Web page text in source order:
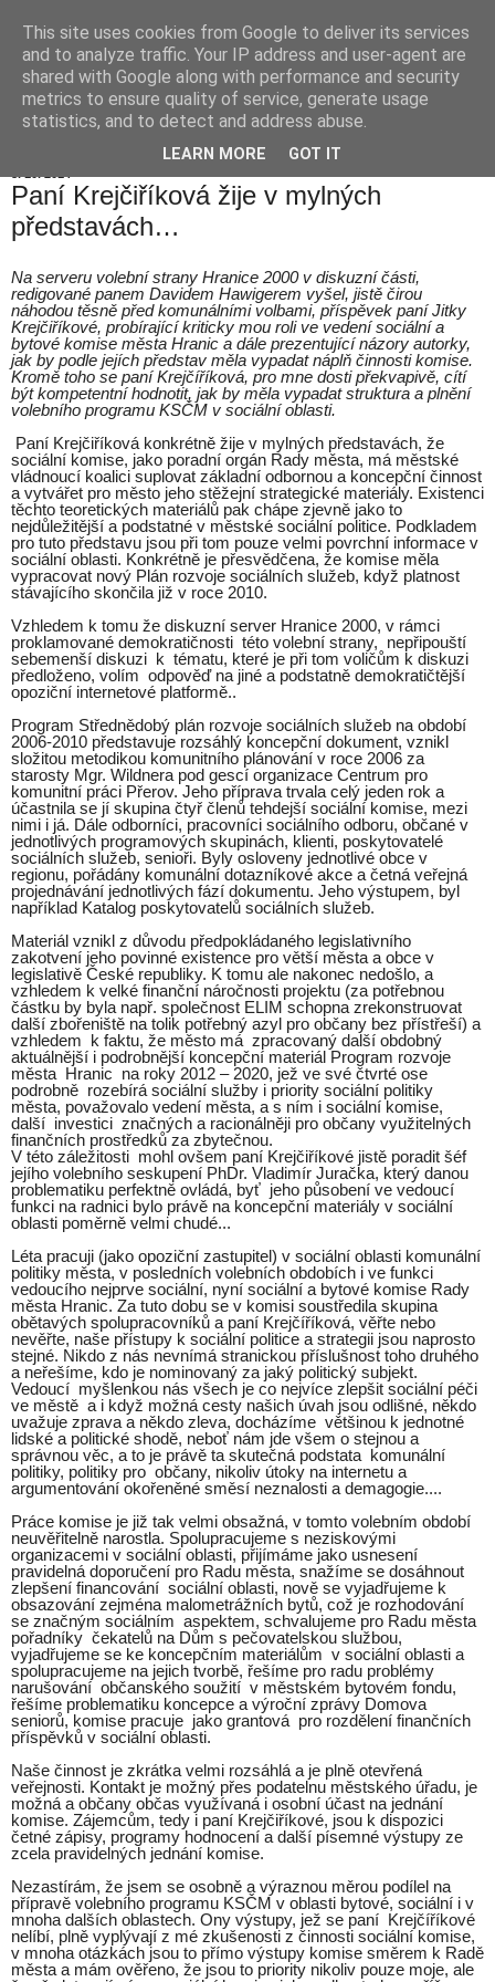
Hranické listy
Paní Krejčiříková žije v mylných
představách…
Na serveru volební strany Hranice 2000 v diskuzní části,
redigované panem Davidem Hawigerem vyšel, jistě čirou
náhodou těsně před komunálními volbami, příspěvek paní Jitky
Krejčiříkové, probírající kriticky mou roli ve vedení sociální a
bytové komise města Hranic a dále prezentující názory autorky,
jak by podle jejích představ měla vypadat náplň činnosti komise.
Kromě toho se paní Krejčíříková, pro mne dosti překvapivě, cítí
být kompetentní hodnotit, jak by měla vypadat struktura a plnění
volebního programu KSČM v sociální oblasti.
Paní Krejčiříková konkrétně žije v mylných představách, že
sociální komise, jako poradní orgán Rady města, má městské
vládnoucí koalici suplovat základní odbornou a koncepční činnost
a vytvářet pro město jeho stěžejní strategické materiály. Existenci
těchto teoretických materiálů pak chápe zjevně jako to
nejdůležitější a podstatné v městské sociální politice. Podkladem
pro tuto představu jsou při tom pouze velmi povrchní informace v
sociální oblasti. Konkrétně je přesvědčena, že komise měla
vypracovat nový Plán rozvoje sociálních služeb, když platnost
stávajícího skončila již v roce 2010.
Vzhledem k tomu že diskuzní server Hranice 2000, v rámci
proklamované demokratičnosti této volební strany, nepřipouští
sebemenší diskuzi k tématu, které je při tom voličům k diskuzi
předloženo, volím odpověď na jiné a podstatně demokratičtější
opoziční internetové platformě..
Program Střednědobý plán rozvoje sociálních služeb na období
2006-2010 představuje rozsáhlý koncepční dokument, vznikl
složitou metodikou komunitního plánování v roce 2006 za
starosty Mgr. Wildnera pod gescí organizace Centrum pro
komunitní práci Přerov. Jeho příprava trvala celý jeden rok a
účastnila se jí skupina čtyř členů tehdejší sociální komise, mezi
nimi i já. Dále odborníci, pracovníci sociálního odboru, občané v
jednotlivých programových skupinách, klienti, poskytovatelé
sociálních služeb, senioři. Byly osloveny jednotlivé obce v
regionu, pořádány komunální dotazníkové akce a četná veřejná
projednávání jednotlivých fází dokumentu. Jeho výstupem, byl
například Katalog poskytovatelů sociálních služeb.
Materiál vznikl z důvodu předpokládaného legislativního
zakotvení jeho povinné existence pro větší města a obce v
legislativě České republiky. K tomu ale nakonec nedošlo, a
vzhledem k velké finanční náročnosti projektu (za potřebnou
částku by byla např. společnost ELIM schopna zrekonstruovat
další zbořeniště na tolik potřebný azyl pro občany bez přístřeší) a
vzhledem k faktu, že město má zpracovaný další obdobný
aktuálnější i podrobnější koncepční materiál Program rozvoje
města Hranic na roky 2012 – 2020, jež ve své čtvrté ose
podrobně rozebírá sociální služby i priority sociální politiky
města, považovalo vedení města, a s ním i sociální komise,
další investici značných a racionálněji pro občany využitelných
finančních prostředků za zbytečnou.
V této záležitosti mohl ovšem paní Krejčiříkové jistě poradit šéf
jejího volebního seskupení PhDr. Vladimír Juračka, který danou
problematiku perfektně ovládá, byť jeho působení ve vedoucí
funkci na radnici bylo právě na koncepční materiály v sociální
oblasti poměrně velmi chudé...
Léta pracuji (jako opoziční zastupitel) v sociální oblasti komunální
politiky města, v posledních volebních obdobích i ve funkci
vedoucího nejprve sociální, nyní sociální a bytové komise Rady
města Hranic. Za tuto dobu se v komisi soustředila skupina
obětavých spolupracovníků a paní Krejčíříková, věřte nebo
nevěřte, naše přístupy k sociální politice a strategii jsou naprosto
stejné. Nikdo z nás nevnímá stranickou příslušnost toho druhého
a neřešíme, kdo je nominovaný za jaký politický subjekt.
Vedoucí myšlenkou nás všech je co nejvíce zlepšit sociální péči
ve městě a i když možná cesty našich úvah jsou odlišné, někdo
uvažuje zprava a někdo zleva, docházíme většinou k jednotné
lidské a politické shodě, neboť nám jde všem o stejnou a
správnou věc, a to je právě ta skutečná podstata komunální
politiky, politiky pro občany, nikoliv útoky na internetu a
argumentování okořeněné směsí neznalosti a demagogie....
Práce komise je již tak velmi obsažná, v tomto volebním období
neuvěřitelně narostla. Spolupracujeme s neziskovými
organizacemi v sociální oblasti, přijímáme jako usnesení
pravidelná doporučení pro Radu města, snažíme se dosáhnout
zlepšení financování sociální oblasti, nově se vyjadřujeme k
obsazování zejména malometrážních bytů, což je rozhodování
se značným sociálním aspektem, schvalujeme pro Radu města
pořadníky čekatelů na Dům s pečovatelskou službou,
vyjadřujeme se ke koncepčním materiálům v sociální oblasti a
spolupracujeme na jejich tvorbě, řešíme pro radu problémy
narušování občanského soužití v městském bytovém fondu,
řešíme problematiku koncepce a výroční zprávy Domova
seniorů, komise pracuje jako grantová pro rozdělení finančních
příspěvků v sociální oblasti.
Naše činnost je zkrátka velmi rozsáhlá a je plně otevřená
veřejnosti. Kontakt je možný přes podatelnu městského úřadu, je
možná a občany občas využívaná i osobní účast na jednání
komise. Zájemcům, tedy i paní Krejčiříkové, jsou k dispozici
četné zápisy, programy hodnocení a další písemné výstupy ze
zcela pravidelných jednání komise.
Nezastírám, že jsem se osobně a výraznou měrou podílel na
přípravě volebního programu KSČM v oblasti bytové, sociální i v
mnoha dalších oblastech. Ony výstupy, jež se paní Krejčíříkové
nelíbí, plně vyplývají z mé zkušenosti z činnosti sociální komise,
v mnoha otázkách jsou to přímo výstupy komise směrem k Radě
města a mám ověřeno, že jsou to priority nikoliv pouze moje, ale
This site uses cookies from Google to deliver its services
and to analyze traffic. Your IP address and user-agent are
shared with Google along with performance and security
metrics to ensure quality of service, generate usage
statistics, and to detect and address abuse.
LEARN MORE GOT IT